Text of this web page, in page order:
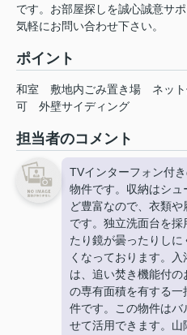
です。お部屋探しを誠心誠意サ
気軽にお問い合わせ下さい。
ポイント
和室 敷地内ごみ置き場 ネッ
可
外壁サイディング
担当者のコメント
TVインターフォン付
物件です。収納はシ
ど豊富なので、衣類
です。独立洗面台を
たり鏡が曇ったりし
くなっております。
は、追い焚き機能付
の専有面積を有する
件です。この物件は
せて活用できます。